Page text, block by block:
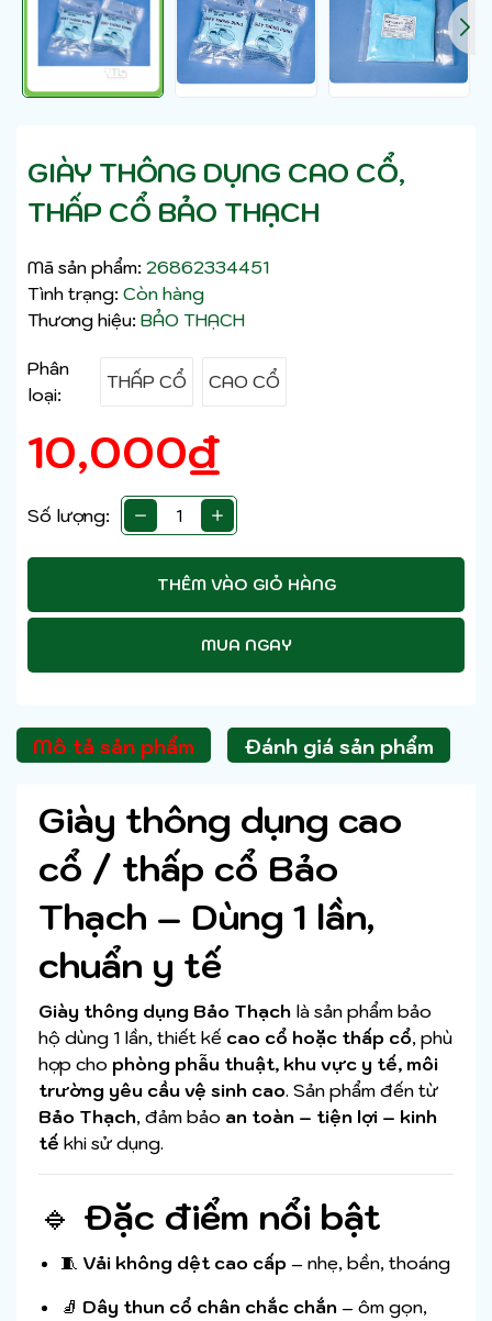
GIÀY THÔNG DỤNG CAO CỔ,
THẤP CỔ BẢO THẠCH
Mã sản phẩm: 26862334451
Tình trạng: Còn hàng
Thương hiệu: BẢO THẠCH
Phân
loại:
THẤP CỔ CAO CỔ
10,000₫
Số lượng:
THÊM VÀO GIỎ HÀNG
MUA NGAY
Mô tả sản phẩm Đánh giá sản phẩm
Giày thông dụng cao
cổ / thấp cổ Bảo
Thạch – Dùng 1 lần,
chuẩn y tế
Giày thông dụng Bảo Thạch là sản phẩm bảo
hộ dùng 1 lần, thiết kế cao cổ hoặc thấp cổ, phù
hợp cho phòng phẫu thuật, khu vực y tế, môi
trường yêu cầu vệ sinh cao. Sản phẩm đến từ
Bảo Thạch, đảm bảo an toàn – tiện lợi – kinh
tế khi sử dụng.
🔹 Đặc điểm nổi bật
🧵 Vải không dệt cao cấp – nhẹ, bền, thoáng
🧦 Dây thun cổ chân chắc chắn – ôm gọn,